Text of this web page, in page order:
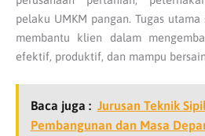
pelaku UMKM pangan. Tugas
membantu klien dalam
efektif, produktif, dan mampu
Baca juga :
Jurusan Teknik
Pembangunan dan Masa